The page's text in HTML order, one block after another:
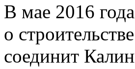
В мае 2016
о
соединит